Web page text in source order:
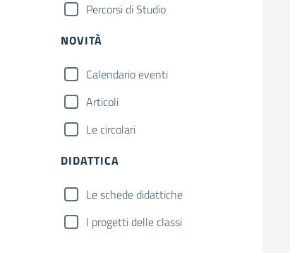
Percorsi di Studio
NOVITÀ
Calendario eventi
Articoli
Le circolari
DIDATTICA
Le schede didattiche
I progetti delle classi